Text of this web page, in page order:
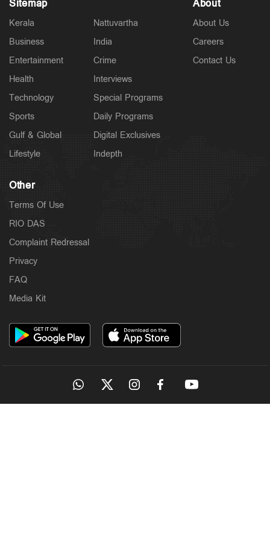
Sitemap
Kerala
Business
Entertainment
Health
Technology
Sports
Gulf & Global
Lifestyle
Nattuvartha
India
Crime
Interviews
Special Programs
Daily Programs
Digital Exclusives
Indepth
About
About Us
Careers
Contact Us
Other
Terms Of Use
RIO DAS
Complaint Redressal
Privacy
FAQ
Media Kit